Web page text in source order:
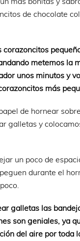
de chocolate
corazoncitos
metemos la
unos minutos y
más
de hornear
galletas y
un poco de
durante el
galletas las
son geniales, ya
del aire por toda